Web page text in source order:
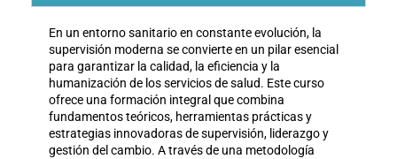
En un entorno sanitario en constante evolución, la
supervisión moderna se convierte en un pilar esencial
para garantizar la calidad, la eficiencia y la
humanización de los servicios de salud. Este curso
ofrece una formación integral que combina
fundamentos teóricos, herramientas prácticas y
estrategias innovadoras de supervisión, liderazgo y
gestión del cambio. A través de una metodología